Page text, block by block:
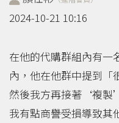
2024-10-21 10:16
在他的代購群組內有一
內，他在他群中提到「
然後我方再接著‘複製
我有點商譽受損導致其